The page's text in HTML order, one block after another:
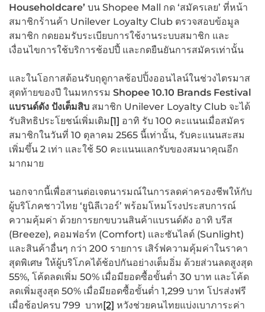
Householdcare’ บน Shopee Mall กด ‘สมัครเลย’ ที่หน้า
สมาชิกร้านค้า Unilever Loyalty Club ตรวจสอบข้อมูล
สมาชิก กดยอมรับระเบียบการใช้งานระบบสมาชิก และ
เงื่อนไขการใช้บริการช้อปปี้ และกดยืนยันการสมัครเท่านั้น
และในโอกาสต้อนรับฤดูกาลช้อปปิ้งออนไลน์ในช่วงไตรมาส
สุดท้ายของปี ในมหกรรม Shopee 10.10 Brands Festival
แบรนด์ดัง ปังเต็มสิบ สมาชิก Unilever Loyalty Club จะได้
รับสิทธิประโยชน์เพิ่มเติม[1] อาทิ รับ 100 คะแนนเมื่อสมัคร
สมาชิกในวันที่ 10 ตุลาคม 2565 นี้เท่านั้น, รับคะแนนสะสม
เพิ่มขึ้น 2 เท่า และใช้ 50 คะแนนแลกรับของสมนาคุณอีก
มากมาย
นอกจากนี้เพื่อสานต่อเจตนารมณ์ในการลดค่าครองชีพให้กับ
ผู้บริโภคชาวไทย ‘ยูนิลีเวอร์’ พร้อมโหมโรงประสบการณ์
ความคุ้มค่า ด้วยการยกขบวนสินค้าแบรนด์ดัง อาทิ บรีส
(Breeze), คอมฟอร์ท (Comfort) และซันไลต์ (Sunlight)
และสินค้าอื่นๆ กว่า 200 รายการ เสิร์ฟความคุ้มค่าในราคา
สุดพิเศษ ให้ผู้บริโภคได้ช้อปกันอย่างเต็มอิ่ม ด้วยส่วนลดสูงสุด
55%, โค้ดลดเพิ่ม 50% เมื่อมียอดซื้อขั้นต่ำ 30 บาท และโค้ด
ลดเพิ่มสูงสุด 50% เมื่อมียอดซื้อขั้นต่ำ 1,299 บาท โปรส่งฟรี
เมื่อช้อปครบ 799 บาท[2] หวังช่วยคนไทยแบ่งเบาภาระค่า